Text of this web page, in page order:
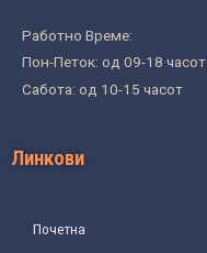
Работно Време:
Пон-Петок: од 09-18 часот
Сабота: од 10-15 часот
Линкови
Почетна